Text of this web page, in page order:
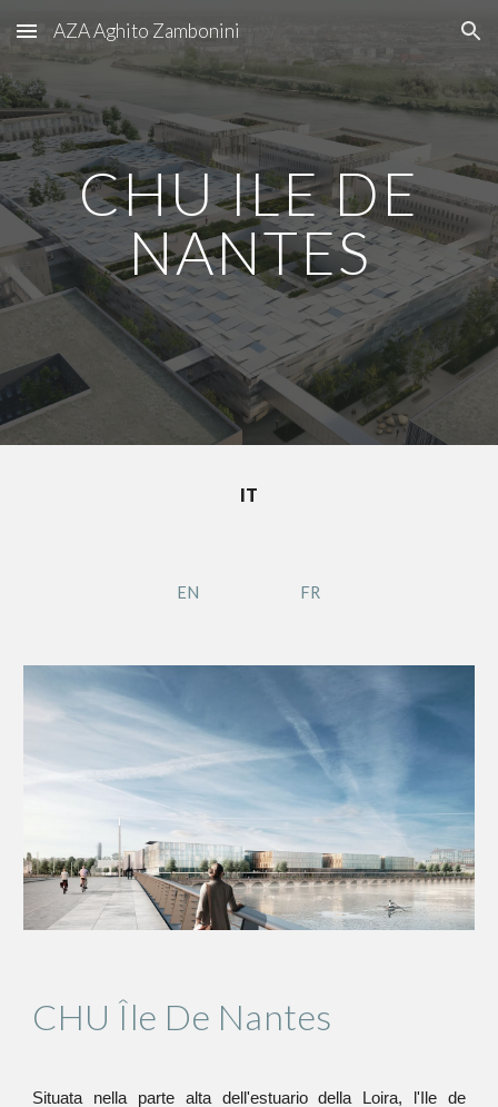
Skip to main content Skip to navigation
AZA Aghito Zambonini
CHU ILE DE
NANTES
IT
EN FR
CHU Île De Nantes
Situata nella parte alta dell'estuario della Loira, l'Ile de